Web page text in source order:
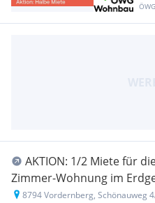
AKTION: 1/2 Miete für
Zimmer-Wohnung im
Miete - 2 Zimmer
8794 Vordernberg, Schönauweg